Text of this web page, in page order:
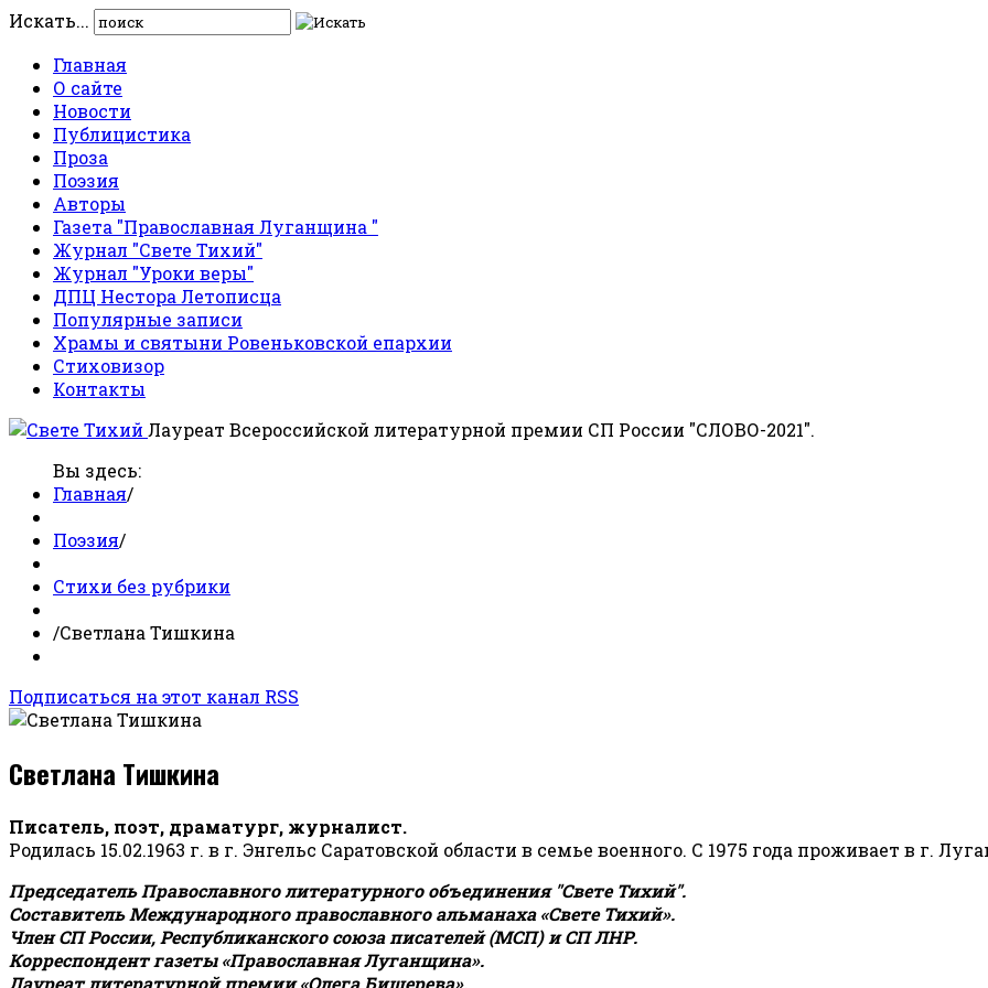
Искать...
Главная
О сайте
Новости
Публицистика
Проза
Поэзия
Авторы
Газета "Православная Луганщина "
Журнал "Свете Тихий"
Журнал "Уроки веры"
ДПЦ Нестора Летописца
Популярные записи
Храмы и святыни Ровеньковской епархии
Стиховизор
Контакты
Лауреат Всероссийской литературной премии СП России "СЛОВО-2021".
Вы здесь:
Главная/
Поэзия/
Стихи без рубрики
/Светлана Тишкина
Подписаться на этот канал RSS
Светлана Тишкина
Писатель, поэт, драматург, журналист.
Родилась 15.02.1963 г. в г. Энгельс Саратовской области в семье военного. С 1975 года проживает в г.
Председатель Православного литературного объединения "Свете Тихий".
Составитель Международного православного альманаха «Свете Тихий».
Член СП России, Республиканского союза писателей (МСП) и СП ЛНР.
Корреспондент газеты «Православная Луганщина».
Лауреат литературной премии «Олега Бишерева».